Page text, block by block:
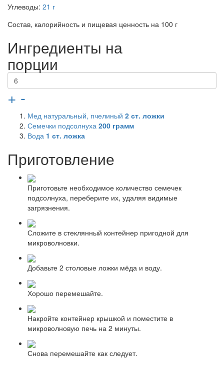
Углеводы: 21 г
Состав, калорийность и пищевая ценность на 100 г
Ингредиенты на
порции
+ -
Мед натуральный, пчелиный 2 ст. ложки
Семечки подсолнуха 200 грамм
Вода 1 ст. ложка
Приготовление
Приготовьте необходимое количество семечек
подсолнуха, переберите их, удаляя видимые
загрязнения.
Сложите в стеклянный контейнер пригодной для
микроволновки.
Добавьте 2 столовые ложки мёда и воду.
Хорошо перемешайте.
Накройте контейнер крышкой и поместите в
микроволновую печь на 2 минуты.
Снова перемешайте как следует.